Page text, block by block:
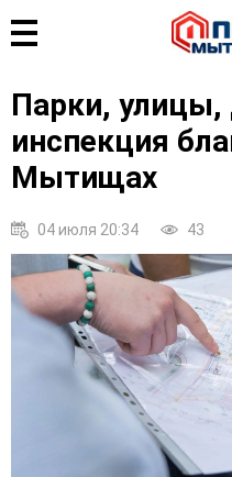
Парки, улицы,
инспекция
Мытищах
04 июля 20:34 43